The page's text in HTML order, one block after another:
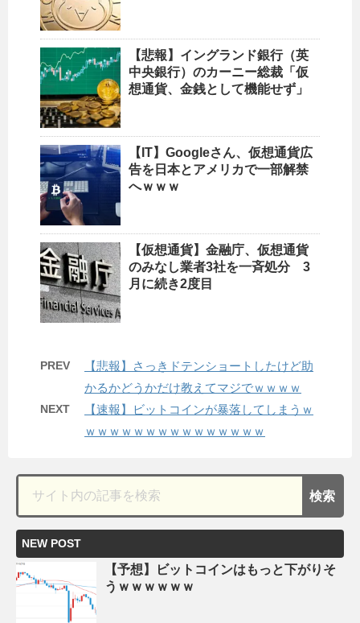
【悲報】イングランド銀行（英
中央銀行）のカーニー総裁「仮
想通貨、金銭として機能せず」
【IT】Googleさん、仮想通貨広
告を日本とアメリカで一部解禁
へｗｗｗ
【仮想通貨】金融庁、仮想通貨
のみなし業者3社を一斉処分 3
月に続き2度目
PREV
【悲報】さっきドテンショートしたけど助
かるかどうかだけ教えてマジでｗｗｗｗ
NEXT
【速報】ビットコインが暴落してしまうｗ
ｗｗｗｗｗｗｗｗｗｗｗｗｗｗｗ
NEW POST
【予想】ビットコインはもっと下がりそ
うｗｗｗｗｗｗ